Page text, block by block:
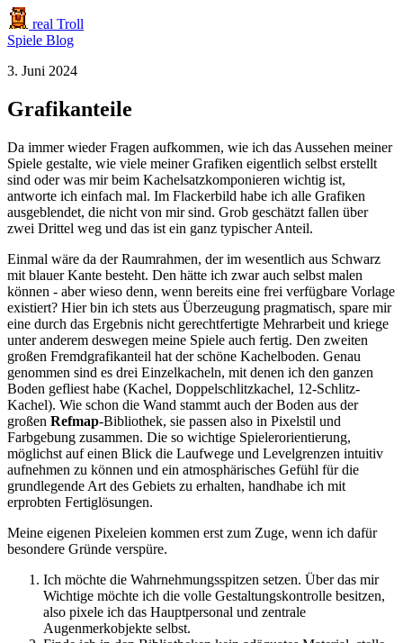
real Troll
Spiele Blog
3. Juni 2024
Grafikanteile
Da immer wieder Fragen aufkommen, wie ich das Aussehen meiner
Spiele gestalte, wie viele meiner Grafiken eigentlich selbst erstellt
sind oder was mir beim Kachelsatzkomponieren wichtig ist,
antworte ich einfach mal. Im Flackerbild habe ich alle Grafiken
ausgeblendet, die nicht von mir sind. Grob geschätzt fallen über
zwei Drittel weg und das ist ein ganz typischer Anteil.
Einmal wäre da der Raumrahmen, der im wesentlich aus Schwarz
mit blauer Kante besteht. Den hätte ich zwar auch selbst malen
können - aber wieso denn, wenn bereits eine frei verfügbare Vorlage
existiert? Hier bin ich stets aus Überzeugung pragmatisch, spare mir
eine durch das Ergebnis nicht gerechtfertigte Mehrarbeit und kriege
unter anderem deswegen meine Spiele auch fertig. Den zweiten
großen Fremdgrafikanteil hat der schöne Kachelboden. Genau
genommen sind es drei Einzelkacheln, mit denen ich den ganzen
Boden gefliest habe (Kachel, Doppelschlitzkachel, 12-Schlitz-
Kachel). Wie schon die Wand stammt auch der Boden aus der
großen Refmap-Bibliothek, sie passen also in Pixelstil und
Farbgebung zusammen. Die so wichtige Spielerorientierung,
möglichst auf einen Blick die Laufwege und Levelgrenzen intuitiv
aufnehmen zu können und ein atmosphärisches Gefühl für die
grundlegende Art des Gebiets zu erhalten, handhabe ich mit
erprobten Fertiglösungen.
Meine eigenen Pixeleien kommen erst zum Zuge, wenn ich dafür
besondere Gründe verspüre.
Ich möchte die Wahrnehmungsspitzen setzen. Über das mir
Wichtige möchte ich die volle Gestaltungskontrolle besitzen,
also pixele ich das Hauptpersonal und zentrale
Augenmerkobjekte selbst.